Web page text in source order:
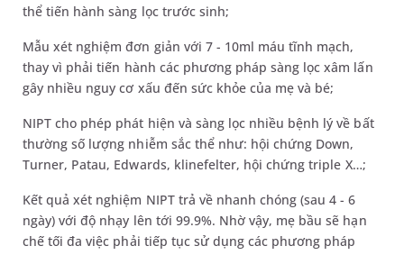
thể tiến hành sàng lọc trước sinh;
Mẫu xét nghiệm đơn giản với 7 - 10ml máu tĩnh mạch,
thay vì phải tiến hành các phương pháp sàng lọc xâm lấn
gây nhiều nguy cơ xấu đến sức khỏe của mẹ và bé;
NIPT cho phép phát hiện và sàng lọc nhiều bệnh lý về bất
thường số lượng nhiễm sắc thể như: hội chứng Down,
Turner, Patau, Edwards, klinefelter, hội chứng triple X…;
Kết quả xét nghiệm NIPT trả về nhanh chóng (sau 4 - 6
ngày) với độ nhạy lên tới 99.9%. Nhờ vậy, mẹ bầu sẽ hạn
chế tối đa việc phải tiếp tục sử dụng các phương pháp